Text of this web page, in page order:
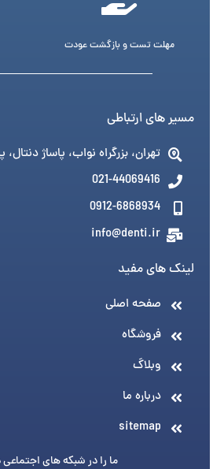
مهلت تست و بازگشت عودت
مسیر های ارتباطی
تهران، بزرگراه نواب، پاساژ دنتال،
021-44069416
0912-6868934
info@denti.ir
لینک های مفید
صفحه اصلی
فروشگاه
وبلاگ
درباره ما
sitemap
ما را در شبکه های اجتماعی